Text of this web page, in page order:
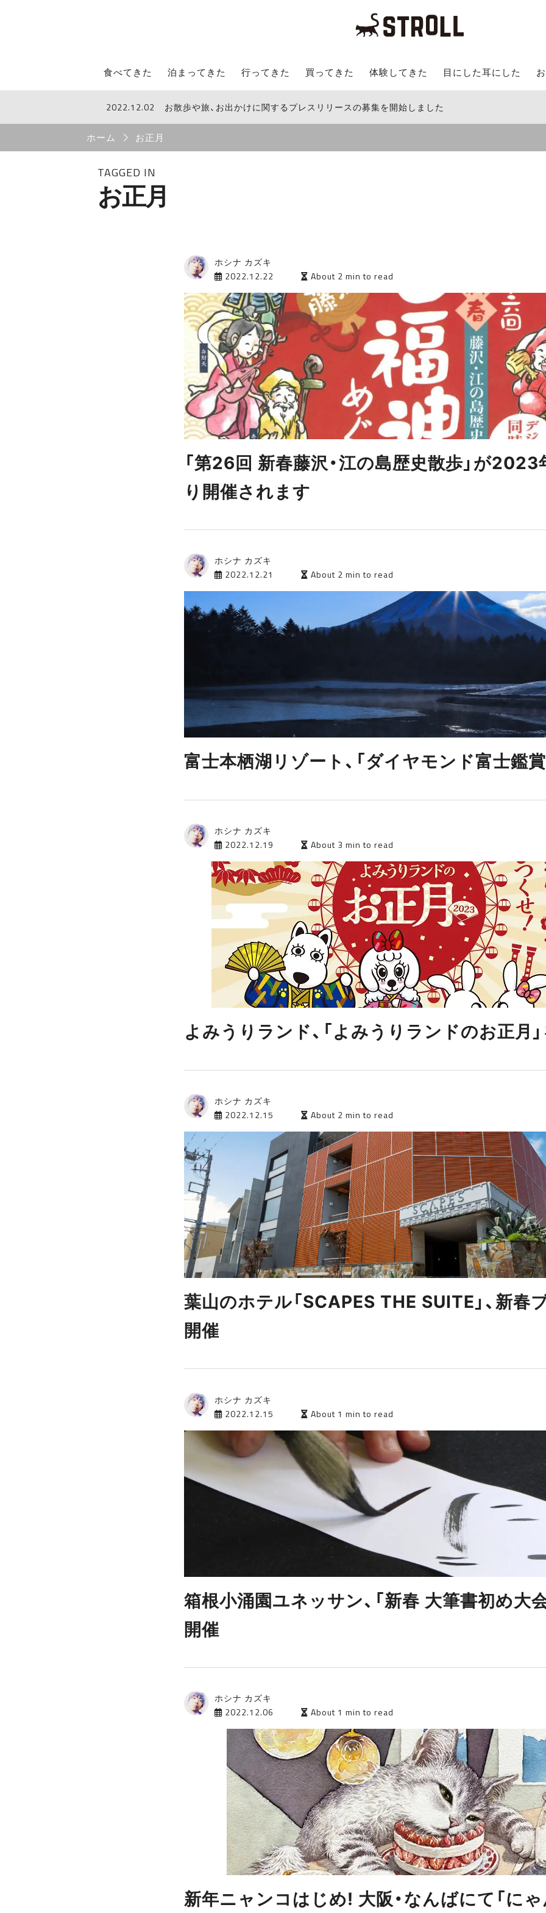
STROLL Menu
食べてきた 泊まってきた 行ってきた 買ってきた 体験してきた 目にした耳にした
STROLLからのお知らせ
2022.12.02 お散歩や旅、お出かけに関するプレスリリースの募集を開始しました
Breadcrumb
ホーム お正月
TAGGED IN
お正月
ホシナ カズキ
2022.12.22
About 2 min to read
「第26回 新春藤沢・江の島歴史散歩」が
り開催されます
ホシナ カズキ
2022.12.21
About 2 min to read
富士本栖湖リゾート、「ダイヤモンド富士鑑
ホシナ カズキ
2022.12.19
About 3 min to read
よみうりランド、「よみうりランドのお正月
ホシナ カズキ
2022.12.15
About 2 min to read
葉山のホテル「SCAPES THE SUITE」、新春
開催
ホシナ カズキ
2022.12.15
About 1 min to read
箱根小涌園ユネッサン、「新春 大筆書初め大
開催
ホシナ カズキ
2022.12.06
About 1 min to read
新年ニャンコはじめ! 大阪・なんばにて「に